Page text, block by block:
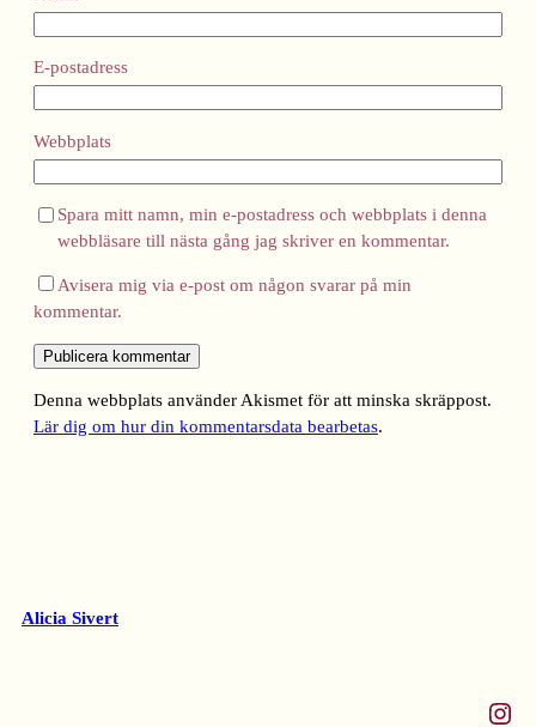
E-postadress
Webbplats
Spara mitt namn, min e-postadress och webbplats i denna
webbläsare till nästa gång jag skriver en kommentar.
Avisera mig via e-post om någon svarar på min
kommentar.
Denna webbplats använder Akismet för att minska skräppost.
Lär dig om hur din kommentarsdata bearbetas.
Alicia Sivert
Instagram